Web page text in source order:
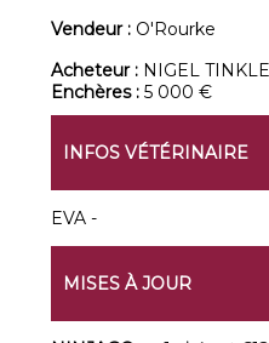
Vendeur : O'Rourke
Acheteur : NIGEL
Enchères :5 000 €
INFOS VÉTÉRINAIRE
EVA -
MISES À JOUR